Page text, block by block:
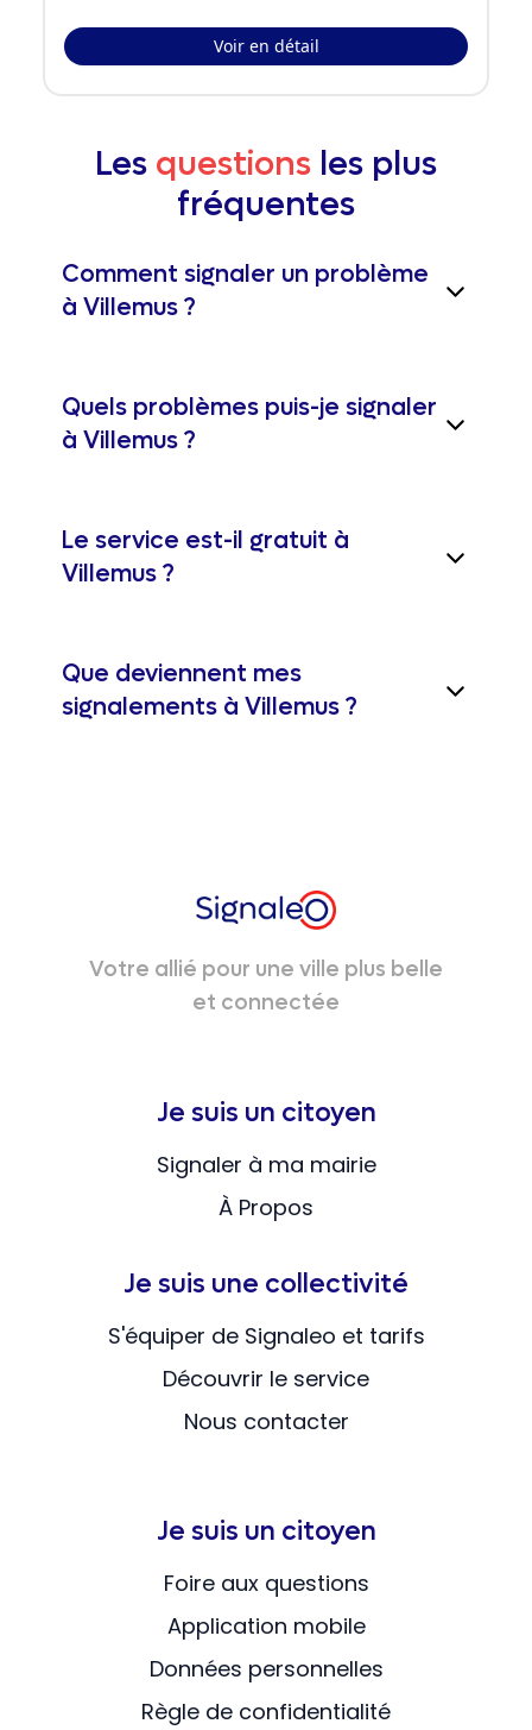
Voir en détail
Les questions les plus
fréquentes
Comment signaler un problème
à Villemus ?
Quels problèmes puis-je signaler
à Villemus ?
Le service est-il gratuit à
Villemus ?
Que deviennent mes
signalements à Villemus ?
Votre allié pour une ville plus belle
et connectée
Je suis un citoyen
Signaler à ma mairie
À Propos
Je suis une collectivité
S'équiper de Signaleo et tarifs
Découvrir le service
Nous contacter
Je suis un citoyen
Foire aux questions
Application mobile
Données personnelles
Règle de confidentialité